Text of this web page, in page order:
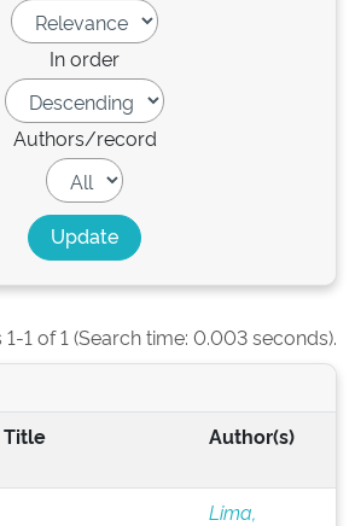
In order
Authors/record
1-1 of 1 (Search time: 0.003 seconds).
Title Author(s)
Lima,